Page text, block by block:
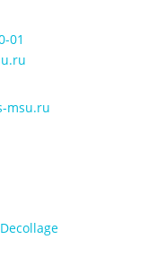
01
msu.ru
Decollage